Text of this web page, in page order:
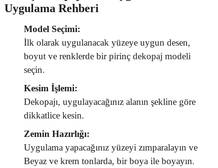
Uygulama Rehberi
Model Seçimi:
İlk olarak uygulanacak yüzeye uygun desen,
boyut ve renklerde bir pirinç dekopaj modeli
seçin.
Kesim İşlemi:
Dekopajı, uygulayacağınız alanın şekline göre
dikkatlice kesin.
Zemin Hazırlığı:
Uygulama yapacağınız yüzeyi zımparalayın ve
Beyaz ve krem tonlarda, bir boya ile boyayın.